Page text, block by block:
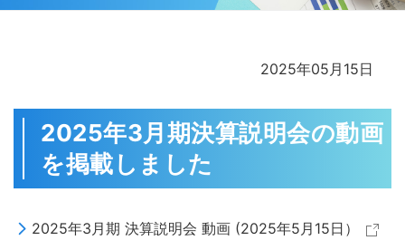
2025年05月15日
2025年3月期決算説明会の動画
を掲載しました
2025年3月期 決算説明会 動画 (2025年5月15日）